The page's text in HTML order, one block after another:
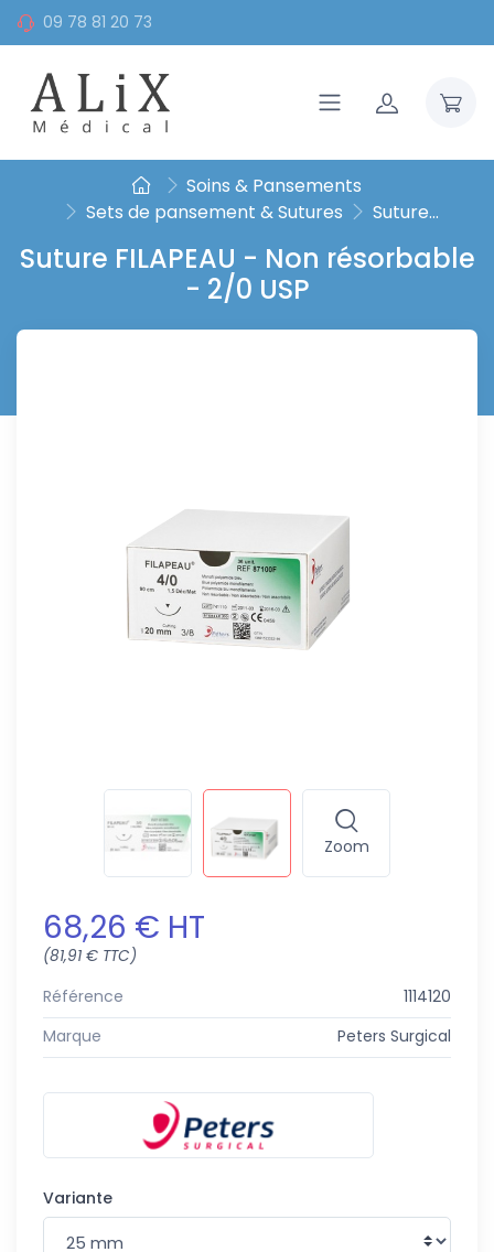
09 78 81 20 73
Soins & Pansements
Sets de pansement & Sutures
Suture...
Suture FILAPEAU - Non résorbable
- 2/0 USP
Zoom
68,26 € HT
(81,91 € TTC)
Référence
1114120
Marque
Peters Surgical
Variante